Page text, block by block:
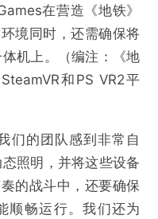
在营造《地铁》
境同时，还需确保将
机上。（编注：《地
和PS VR2平
们的团队感到非常自
照明，并将这些设备
的战斗中，还要确保
顺畅运行。我们还为